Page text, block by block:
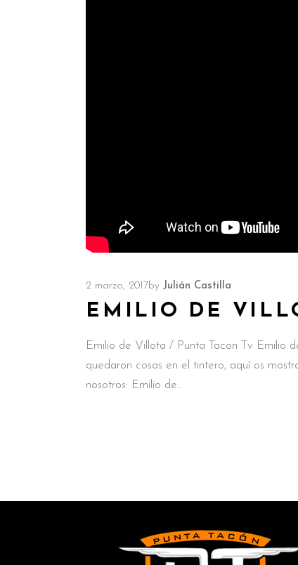
2 marzo, 2017 by Julián Castilla
EMILIO DE
Emilio de Villota / Punta Tacon Tv Emilio
quedaron cosas en el tintero, aquí os
nosotros: Emilio de